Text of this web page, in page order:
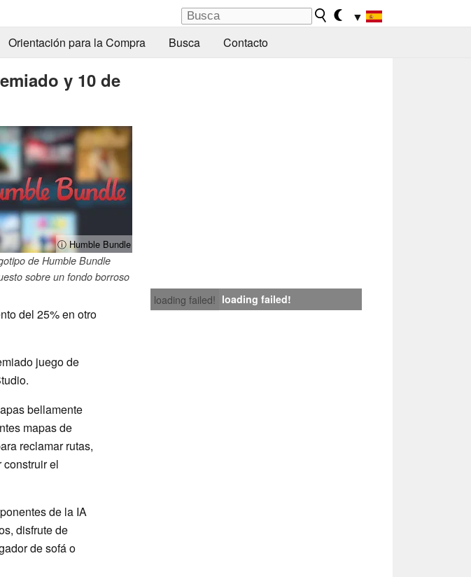
▼
Orientación para la Compra Busca Contacto
y 10 de
ⓘ Humble Bundle
de Humble Bundle
sobre un fondo borroso
loading failed! loading failed!
del 25% en otro
juego de
bellamente
mapas de
reclamar rutas,
el
de la IA
disfrute de
de sofá o